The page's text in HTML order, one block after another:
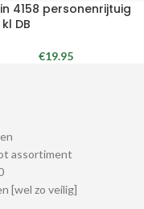
4158 personenrijtuig
DB
€19.95
assortiment
[wel zo veilig]